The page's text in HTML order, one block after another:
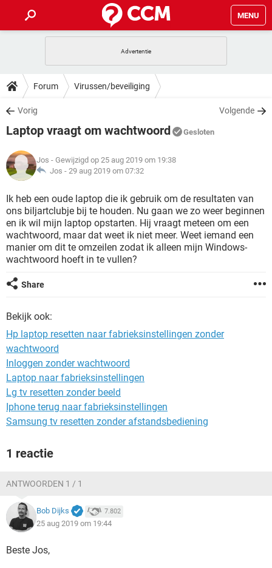
MENU
INSTAGRAM WINDOWS 10
NETFLIX
GRATIS SNAPCHAT
TIKTOK
HOW-TO
VIDEOBELLEN GAMES
GRATIS SNAPCHAT
TIKTOK
DOWNLOADS
VIDEOBELLEN GAMES
INSTAGRAM
NETFLIX
GRATIS SNAPCHAT
TIKTOK
FORUM
VIDEOBELLEN GAMES
INSTAGRAM
NETFLIX CORONAVIRUS
GRATIS SNAPCHAT
TIKTOK
ARTIKELEN
VIDEOBELLEN GAMES
INSTAGRAM WINDOWS 10
NETFLIX CORONAVIRUS
GRATIS
TIKTOK
Forum Virussen/beveiliging
Vorig Volgende
Laptop vraagt om wachtwoord Gesloten
Jos - Gewijzigd op 25 aug 2019 om 19:38
Jos - 29 aug 2019 om 07:32
Ik heb een oude laptop die ik gebruik om de resultaten van
ons biljartclubje bij te houden. Nu gaan we zo weer beginnen
en ik wil mijn laptop opstarten. Hij vraagt meteen om een
wachtwoord, maar dat weet ik niet meer. Weet iemand een
manier om dit te omzeilen zodat ik alleen mijn Windows-
wachtwoord hoeft in te vullen?
Share
Bekijk ook:
Hp laptop resetten naar fabrieksinstellingen zonder
wachtwoord
Inloggen zonder wachtwoord
Laptop naar fabrieksinstellingen
Lg tv resetten zonder beeld
Iphone terug naar fabrieksinstellingen
Samsung tv resetten zonder afstandsbediening
1 reactie
ANTWOORDEN 1 / 1
Bob Dijks 7.802
25 aug 2019 om 19:44
Beste Jos,